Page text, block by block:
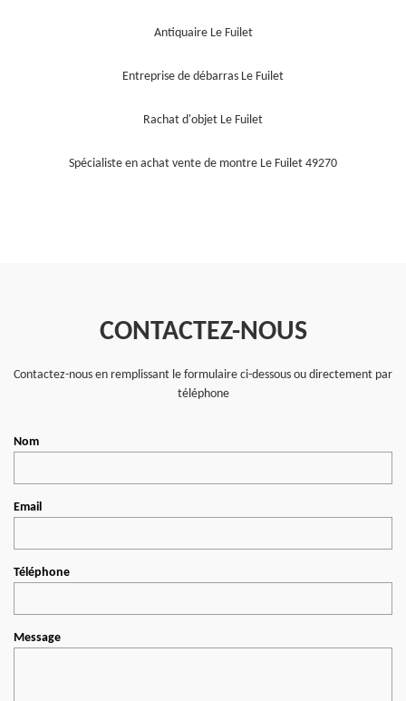
Antiquaire Le Fuilet
Entreprise de débarras Le Fuilet
Rachat d'objet Le Fuilet
Spécialiste en achat vente de montre Le Fuilet 49270
CONTACTEZ-NOUS
Contactez-nous en remplissant le formulaire ci-dessous ou directement par
téléphone
Nom
Email
Téléphone
Message